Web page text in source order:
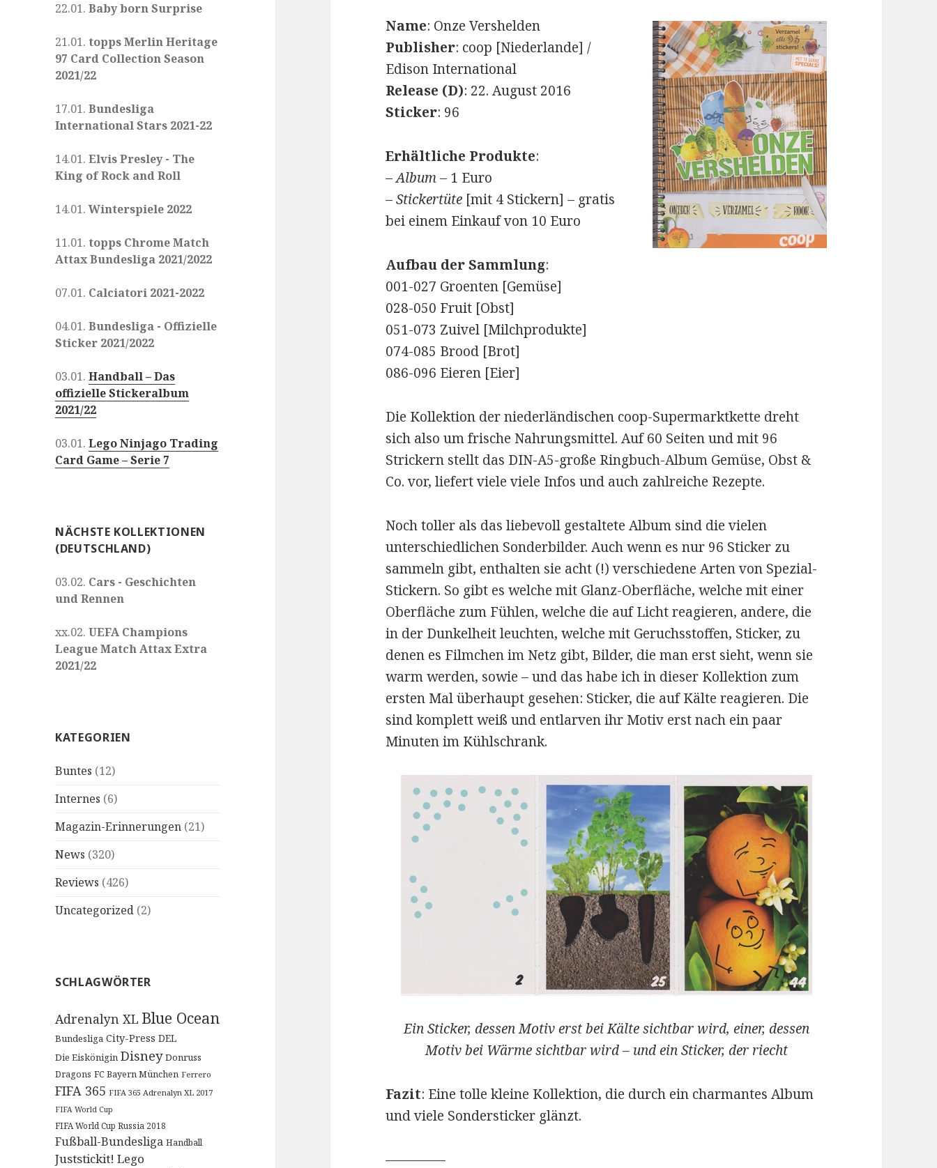
22.01.Baby born Surprise
21.01.topps Merlin Heritage
97 Card Collection Season
2021/22
17.01.Bundesliga
International Stars 2021-22
14.01.Elvis Presley - The
King of Rock and Roll
14.01.Winterspiele 2022
11.01.topps Chrome Match
Attax Bundesliga 2021/2022
07.01. Calciatori 2021-2022
04.01.Bundesliga - Offizielle
Sticker 2021/2022
03.01.Handball – Das
offizielle Stickeralbum
2021/22
03.01.Lego Ninjago Trading
Card Game – Serie 7
NÄCHSTE KOLLEKTIONEN
(DEUTSCHLAND)
03.02. Cars - Geschichten
und Rennen
xx.02.UEFA Champions
League Match Attax Extra
2021/22
KATEGORIEN
Buntes (12)
Internes (6)
Magazin-Erinnerungen (21)
News (320)
Reviews (426)
Uncategorized (2)
SCHLAGWÖRTER
Adrenalyn XL Blue Ocean
Bundesliga City-Press DEL
Die Eiskönigin Disney Donruss
Dragons FC Bayern München Ferrero
FIFA 365 FIFA 365 Adrenalyn XL 2017
FIFA World Cup
FIFA World Cup Russia 2018
Fußball-Bundesliga Handball
Juststickit! Lego
Name: Onze Vershelden
Publisher: coop [Niederlande] /
Edison International
Release (D): 22. August 2016
Sticker: 96
Erhältliche Produkte:
–Album– 1 Euro
–Stickertüte [mit 4 Stickern] – gratis
bei einem Einkauf von 10 Euro
Aufbau der Sammlung:
001-027 Groenten [Gemüse]
028-050 Fruit [Obst]
051-073 Zuivel [Milchprodukte]
074-085 Brood [Brot]
086-096 Eieren [Eier]
Die Kollektion der niederländischen coop-Supermarktkette dreht
sich also um frische Nahrungsmittel. Auf 60 Seiten und mit 96
Strickern stellt das DIN-A5-große Ringbuch-Album Gemüse, Obst &
Co. vor, liefert viele viele Infos und auch zahlreiche Rezepte.
Noch toller als das liebevoll gestaltete Album sind die vielen
unterschiedlichen Sonderbilder. Auch wenn es nur 96 Sticker zu
sammeln gibt, enthalten sie acht (!) verschiedene Arten von Spezial-
Stickern. So gibt es welche mit Glanz-Oberfläche, welche mit einer
Oberfläche zum Fühlen, welche die auf Licht reagieren, andere, die
in der Dunkelheit leuchten, welche mit Geruchsstoffen, Sticker, zu
denen es Filmchen im Netz gibt, Bilder, die man erst sieht, wenn sie
warm werden, sowie – und das habe ich in dieser Kollektion zum
ersten Mal überhaupt gesehen: Sticker, die auf Kälte reagieren. Die
sind komplett weiß und entlarven ihr Motiv erst nach ein paar
Minuten im Kühlschrank.
Ein Sticker, dessen Motiv erst bei Kälte sichtbar wird, einer, dessen
Motiv bei Wärme sichtbar wird – und ein Sticker, der riecht
Fazit: Eine tolle kleine Kollektion, die durch ein charmantes Album
und viele Sondersticker glänzt.
————–